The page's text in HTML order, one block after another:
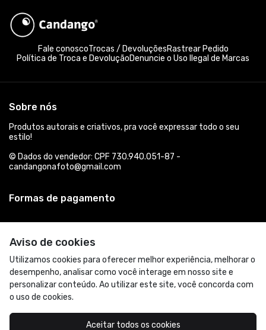
Aviso de cookies
Utilizamos cookies para oferecer melhor experiência, melhorar o
desempenho, analisar como você interage em nosso site e
personalizar conteúdo. Ao utilizar este site, você concorda com
o uso de cookies.
Aceitar todos os cookies
Fale conoscoTrocas / DevoluçõesRastrear Pedido
Política de Troca e DevoluçãoDenuncie o Uso Ilegal de Marcas
Sobre nós
Produtos autorais e criativos, pra você expressar todo o seu
estilo!
© Dados do vendedor: CPF 730.940.051-87 -
candangonafoto@gmail.com
Formas de pagamento
Acompanhe-nos: